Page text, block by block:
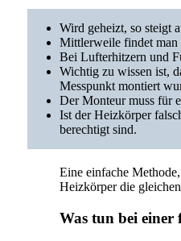
Wird geheizt, so steigt
Mittlerweile findet man
Bei Lufterhitzern und
Wichtig zu wissen ist,
Messpunkt montiert
Der Monteur muss für
Ist der Heizkörper
berechtigt sind.
Eine einfache
Heizkörper die
Was tun bei einer